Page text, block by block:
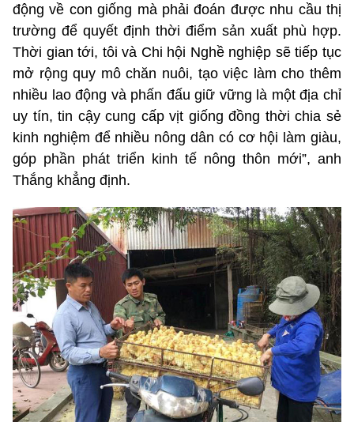
động về con giống mà phải đoán được nhu cầu thị
trường để quyết định thời điểm sản xuất phù hợp.
Thời gian tới, tôi và Chi hội Nghề nghiệp sẽ tiếp tục
mở rộng quy mô chăn nuôi, tạo việc làm cho thêm
nhiều lao động và phấn đấu giữ vững là một địa chỉ
uy tín, tin cậy cung cấp vịt giống đồng thời chia sẻ
kinh nghiệm để nhiều nông dân có cơ hội làm giàu,
góp phần phát triển kinh tế nông thôn mới”, anh
Thắng khẳng định.